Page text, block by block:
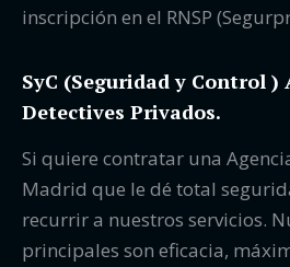
inscripción en el RNSP
SyC (Seguridad y Control )
Detectives Privados.
Si quiere contratar una
Madrid que le dé total
recurrir a nuestros servicios.
principales son eficacia,